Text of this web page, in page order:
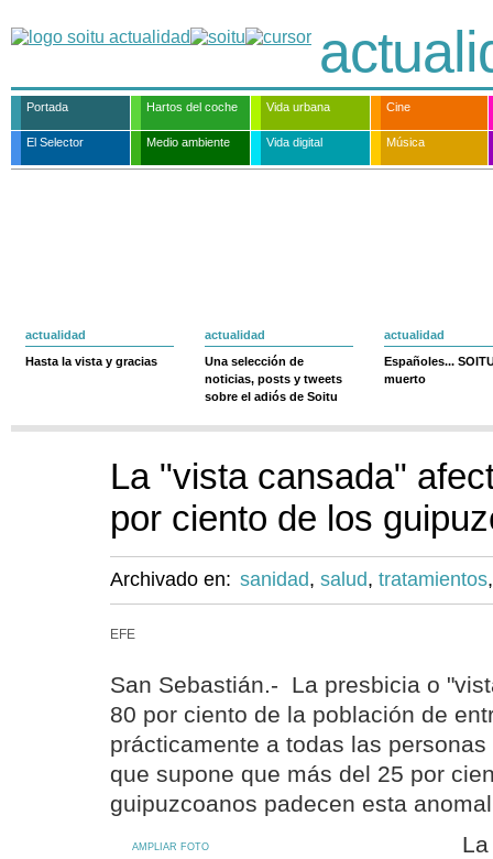
Portada Hartos del coche Vida urbana Cine
El Selector Medio ambiente Vida digital Música
actualidad
Hasta la vista y gracias
actualidad
Una selección de
noticias, posts y tweets
sobre el adiós de Soitu
actualidad
Españoles...
muerto
La "vista cansada"
por ciento de los
Archivado en: sanidad, salud, tratamientos
EFE
San Sebastián.- La presbicia o
80 por ciento de la población de
prácticamente a todas las
que supone que más del 25 por
guipuzcoanos padecen esta
AMPLIAR FOTO